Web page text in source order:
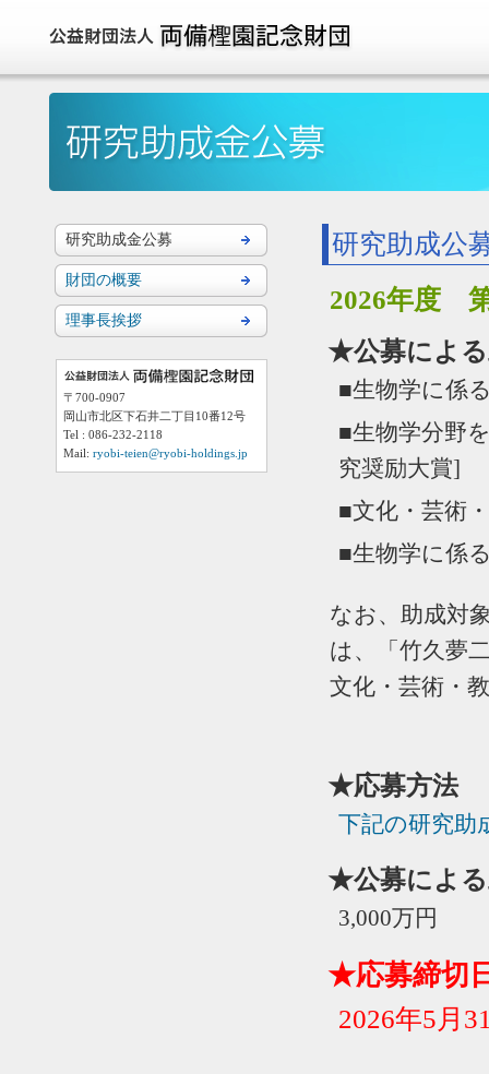
研究助成金公募
財団の概要
理事長挨拶
〒700-0907
岡山市北区下石井二丁目10番12号
Tel : 086-232-2118
Mail: ryobi-teien@ryobi-holdings.jp
研究助成公
2026年度
★公募によ
■生物学に係
■生物学分野
究奨励大賞]
■文化・芸術
■生物学に係
なお、助成対
は、「竹久夢
文化・芸術・
★応募方法
下記の研究助
★公募による
3,000万円
★応募締切
2026年5月